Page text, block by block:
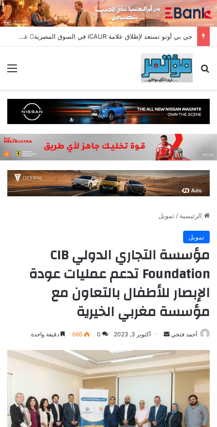
جي بي أوتو تستعد لإطلاق علامة iCAUR في السوق المصرية علامة عالمية جديدة لسيارات الطاقة الجديدة تجمع بين التكنولوجيا الذكية والتصميم الجريء وروح المغامر
بحث عن
الرئيسية / تمويل
تمويل
مؤسسة التجاري الدولي CIB
Foundation تدعم عمليات عودة
الإبصار للأطفال بالتعاون مع
مؤسسة مغربي الخيرية
أحمد فتحي
أرسل
إلكترونيا
أكتوبر 3, 2023 0
666 دقيقة واحدة